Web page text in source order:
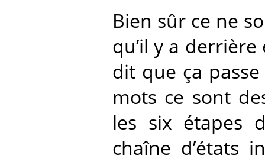
Bien sûr ce ne
qu’il y a
dit que ça
mots ce sont
les six étapes
chaîne d’états